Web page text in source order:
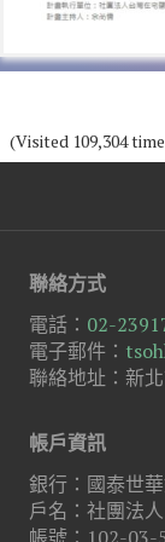
(Visited 109,304
聯絡方式
電話： 02-
電子郵件：
聯絡地址：新
帳戶資訊
銀行：國泰世
戶名：社團法
帳號：102-03-